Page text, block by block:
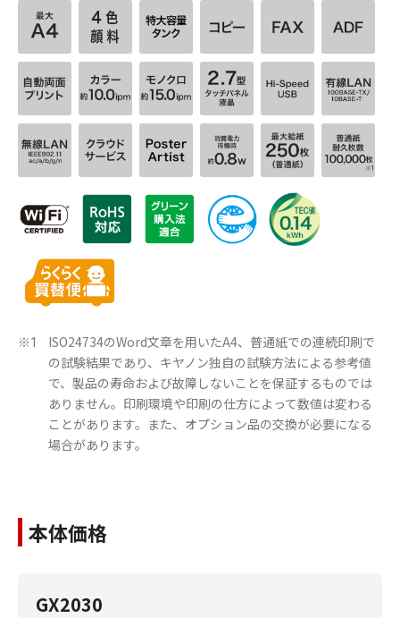
※1
ISO24734のWord文章を用いたA4、普通紙での連続印刷で
の試験結果であり、キヤノン独自の試験方法による参考値
で、製品の寿命および故障しないことを保証するものでは
ありません。印刷環境や印刷の仕方によって数値は変わる
ことがあります。また、オプション品の交換が必要になる
場合があります。
本体価格
GX2030